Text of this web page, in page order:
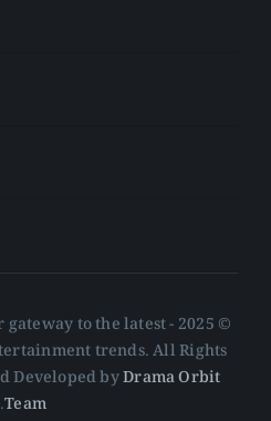
© 2025 - 2026
to the latest
trends. All Rights
Developed byDrama Orbit
Team
.